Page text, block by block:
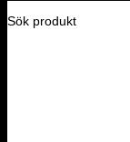
Sök produkt